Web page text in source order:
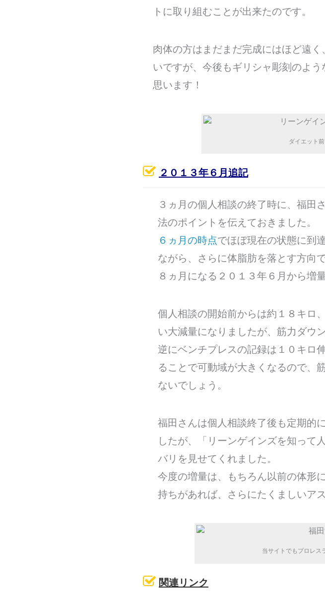
トに取り組むことが出来たのです。
肉体の方はまだまだ完成にはほど遠
いですが、今後もギリシャ彫刻のよ
思います！
ダイエット
２０１３年６月追記
３ヵ月の個人相談の終了時に、福田
法のポイントを伝えておきました。
６ヵ月の時点でほぼ現在の状態に到
ながら、さらに体脂肪を落とす方向
８ヵ月になる２０１３年６月から増
個人相談の開始前からは約１８キロ
い大減量になりましたが、筋力ダウ
逆にベンチプレスの記録は１０キロ
ることで可動域が大きくなるので、
ないでしょう。
福田さんは個人相談終了後も定期的
したが、「リーンゲインズを知って
バリを見せてくれました。
今度の増量は、もちろん以前の体形
持ちがあれば、さらにたくましいア
当サイトでもプロレス
関連リンク